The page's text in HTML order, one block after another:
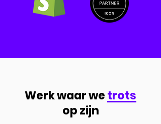
Werk waar wetrots
op zijn